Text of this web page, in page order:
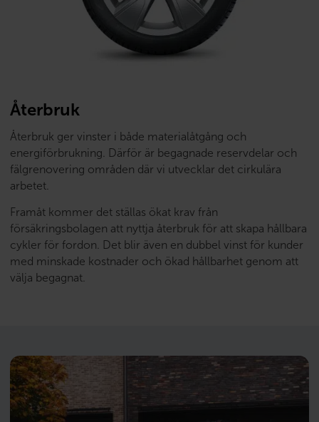
Återbruk
Återbruk ger vinster i både materialåtgång och
energiförbrukning. Därför är begagnade reservdelar och
fälgrenovering områden där vi utvecklar det cirkulära
arbetet.
Framåt kommer det ställas ökat krav från
försäkringsbolagen att nyttja återbruk för att skapa hållbara
cykler för fordon. Det blir även en dubbel vinst för kunder
med minskade kostnader och ökad hållbarhet genom att
välja begagnat.